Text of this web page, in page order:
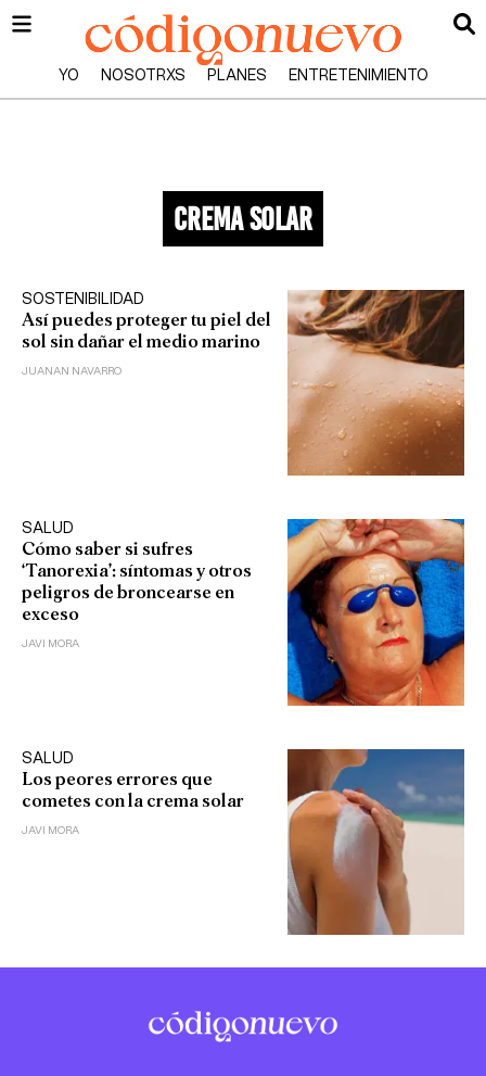
YO NOSOTRXS PLANES ENTRETENIMIENTO
crema solar
SOSTENIBILIDAD
Así puedes proteger tu piel del
sol sin dañar el medio marino
JUANAN NAVARRO
SALUD
Cómo saber si sufres
‘Tanorexia’: síntomas y otros
peligros de broncearse en
exceso
JAVI MORA
SALUD
Los peores errores que
cometes con la crema solar
JAVI MORA